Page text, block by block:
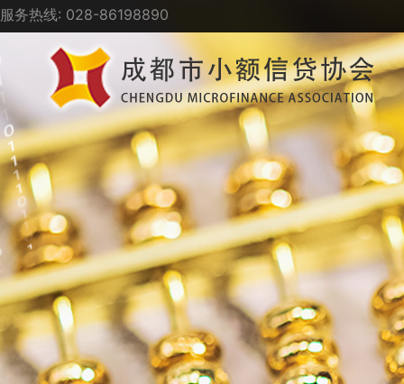
服务热线: 028-86198890